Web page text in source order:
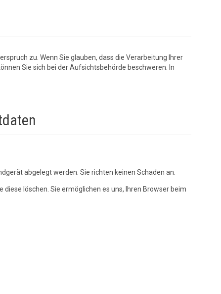
zu. Wenn Sie glauben, dass die Verarbeitung Ihrer
Sie sich bei der Aufsichtsbehörde beschweren. In
abgelegt werden. Sie richten keinen Schaden an.
löschen. Sie ermöglichen es uns, Ihren Browser beim